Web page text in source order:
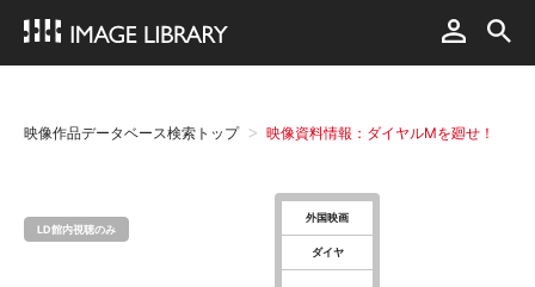
映像作品データベース検索トップ 映像資料情報：ダイヤルMを廻せ！
LD館内視聴のみ
外国映画
ダイヤ